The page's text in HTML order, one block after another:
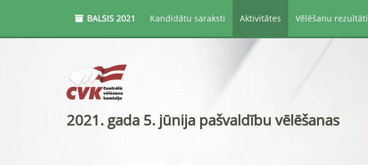
BALSIS 2021 Kandidātu saraksti Aktivitātes Vēlēšanu rezultāti
2021. gada 5. jūnija pašvaldību vēlēšanas